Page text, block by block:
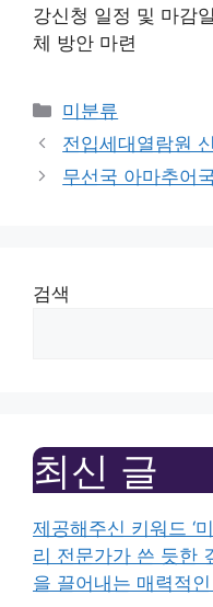
강신청 일정 및 마감
체 방안 마련
Categories
미분류
전입세대열람원
무선국 아마추어
검색
최신 글
제공해주신 키워드 ‘
리 전문가가 쓴 듯한
을 끌어내는 매력적